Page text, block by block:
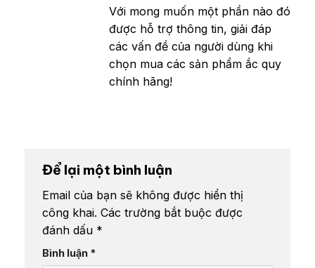
Với mong muốn một phần nào đó
được hỗ trợ thông tin, giải đáp
các vấn đề của người dùng khi
chọn mua các sản phẩm ắc quy
chính hãng!
Để lại một bình luận
Email của bạn sẽ không được hiển thị
công khai. Các trường bắt buộc được
đánh dấu *
Bình luận *